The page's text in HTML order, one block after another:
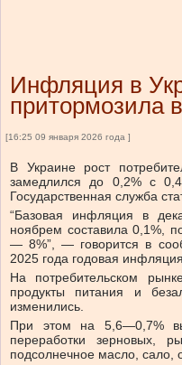
Инфляция в
притормозила
[16:25 09 января 2026 года ]
В Украине рост
замедлился до 0,2% с
Государственная служба
“Базовая инфляция в
ноябрем составила 0,1%,
— 8%”, — говорится в
2025 года годовая
На потребительском
продукты питания и
изменились.
При этом на 5,6—0,7%
переработки зерновых,
подсолнечное масло, сало,